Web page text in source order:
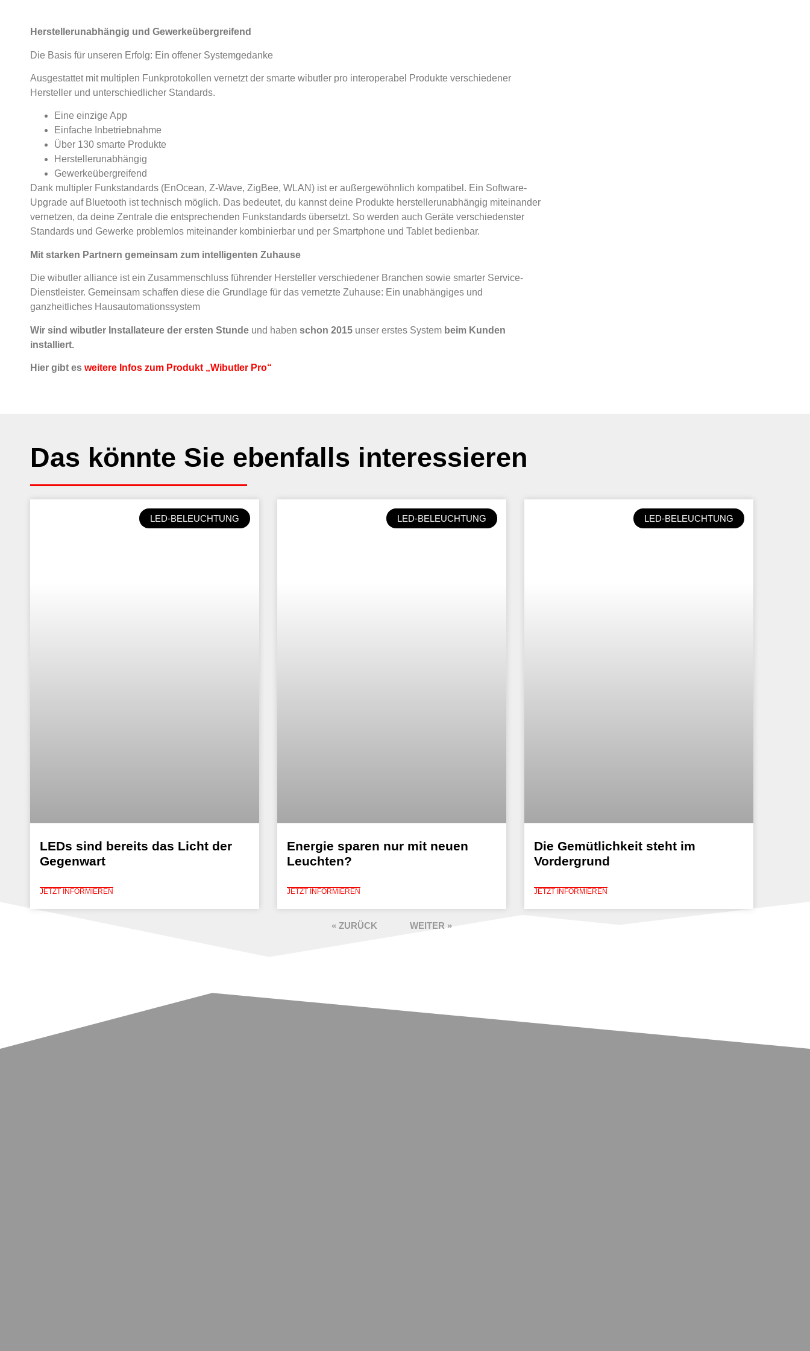
Herstellerunabhängig und Gewerkeübergreifend
Die Basis für unseren Erfolg: Ein offener Systemgedanke
Ausgestattet mit multiplen Funkprotokollen vernetzt der smarte wibutler pro interoperabel Produkte verschiedener
Hersteller und unterschiedlicher Standards.
Eine einzige App
Einfache Inbetriebnahme
Über 130 smarte Produkte
Herstellerunabhängig
Gewerkeübergreifend
Dank multipler Funkstandards (EnOcean, Z-Wave, ZigBee, WLAN) ist er außergewöhnlich kompatibel. Ein Software-
Upgrade auf Bluetooth ist technisch möglich. Das bedeutet, du kannst deine Produkte herstellerunabhängig miteinander
vernetzen, da deine Zentrale die entsprechenden Funkstandards übersetzt. So werden auch Geräte verschiedenster
Standards und Gewerke problemlos miteinander kombinierbar und per Smartphone und Tablet bedienbar.
Mit starken Partnern gemeinsam zum intelligenten Zuhause
Die wibutler alliance ist ein Zusammenschluss führender Hersteller verschiedener Branchen sowie smarter Service-
Dienstleister. Gemeinsam schaffen diese die Grundlage für das vernetzte Zuhause: Ein unabhängiges und
ganzheitliches Hausautomationssystem
Wir sind wibutler Installateure der ersten Stunde und haben schon 2015 unser erstes System beim Kunden
installiert.
Hier gibt es weitere Infos zum Produkt „Wibutler Pro“
Das könnte Sie ebenfalls interessieren
LED-BELEUCHTUNG
LEDs sind bereits das Licht der
Gegenwart
JETZT INFORMIEREN
LED-BELEUCHTUNG
Energie sparen nur mit neuen
Leuchten?
JETZT INFORMIEREN
LED-BELEUCHTUNG
Die Gemütlichkeit steht im
Vordergrund
JETZT INFORMIEREN
« ZURÜCK WEITER »